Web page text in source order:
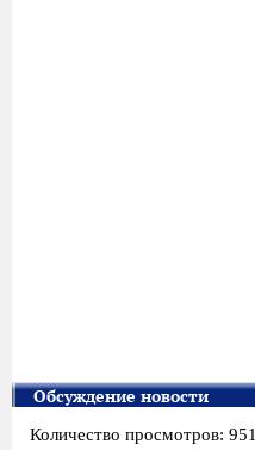
Обсуждение новости
Количество просмотров: 951